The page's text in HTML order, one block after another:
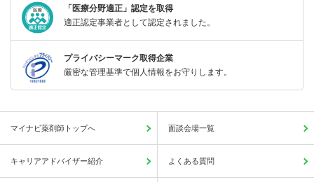
「医療分野適正」認定を取得
適正認定事業者として認定されました。
プライバシーマーク取得企業
厳密な管理基準で個人情報をお守りします。
マイナビ薬剤師トップへ 面談会場一覧
キャリアアドバイザー紹介 よくある質問